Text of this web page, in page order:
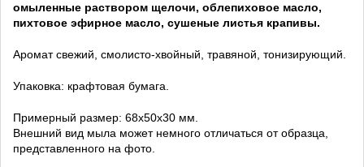
омыленные раствором щелочи, облепиховое масло,
пихтовое эфирное масло, сушеные листья крапивы.
Аромат свежий, смолисто-хвойный, травяной, тонизирующий.
Упаковка: крафтовая бумага.
Примерный размер: 68х50х30 мм.
Внешний вид мыла может немного отличаться от образца,
представленного на фото.